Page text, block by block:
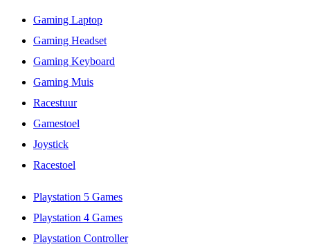
Gaming Laptop
Gaming Headset
Gaming Keyboard
Gaming Muis
Racestuur
Gamestoel
Joystick
Racestoel
Playstation 5 Games
Playstation 4 Games
Playstation Controller